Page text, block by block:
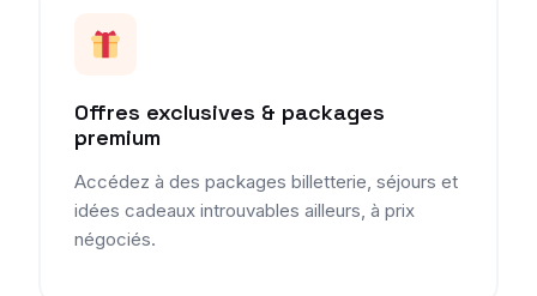
Offres exclusives & packages
premium
Accédez à des packages billetterie, séjours et
idées cadeaux introuvables ailleurs, à prix
négociés.